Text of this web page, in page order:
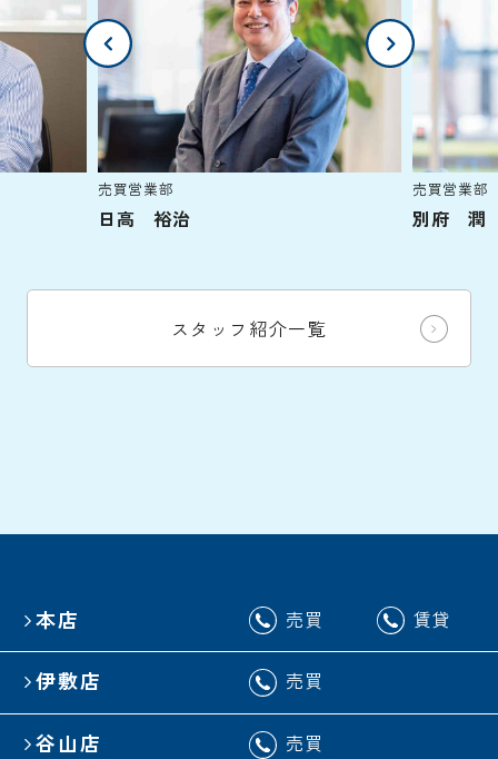
売買営業部
日高 裕治
売買営業部
別府 潤
スタッフ紹介一覧
本店 売買 賃貸
伊敷店 売買
谷山店 売買